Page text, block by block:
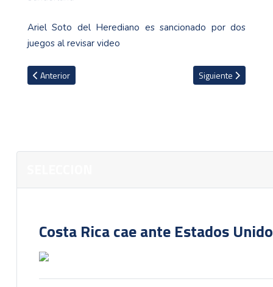
Ariel Soto del Herediano es sancionado por dos
juegos al revisar video
Artículo anterior: Ex asistente del Cartaginés es destituido como
Anterior Artículo siguiente:
Siguiente
Costa Rica cae ante Estados